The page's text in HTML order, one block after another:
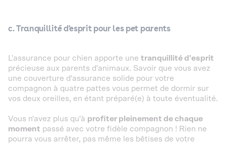
c. Tranquillité d'esprit pour les pet parents
L'assurance pour chien apporte une tranquillité d'esprit
précieuse aux parents d'animaux. Savoir que vous avez
une couverture d'assurance solide pour votre
compagnon à quatre pattes vous permet de dormir sur
vos deux oreilles, en étant préparé(e) à toute éventualité.
Vous n'avez plus qu'à profiter pleinement de chaque
moment passé avec votre fidèle compagnon ! Rien ne
pourra vous arrêter, pas même les bêtises de votre